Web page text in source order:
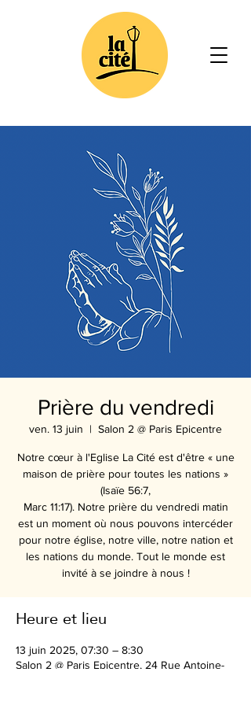
Prière du vendredi
ven. 13 juin
  |
Salon 2 @ Paris Epicentre
Notre cœur à l'Eglise La Cité est d'être « une
maison de prière pour toutes les nations »
(Isaïe 56:7,
Marc 11:17). Notre prière du vendredi matin
est un moment où nous pouvons intercéder
pour notre église, notre ville, notre nation et
les nations du monde. Tout le monde est
invité à se joindre à nous !
Heure et lieu
13 juin 2025, 07:30 – 8:30
Salon 2 @ Paris Epicentre, 24 Rue Antoine-